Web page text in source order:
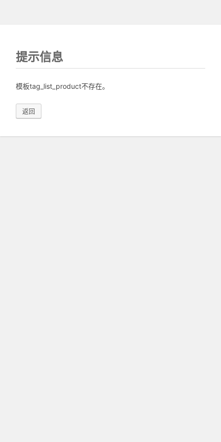
提示信息
模板tag_list_product不存在。
返回